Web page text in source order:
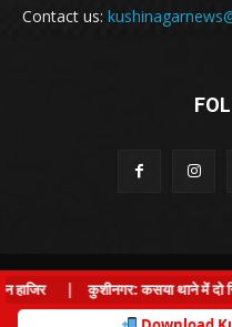
Contact us:
© Kushinagar Live - 2022
Home About us
कुशीनगर: कसया थाने में दो